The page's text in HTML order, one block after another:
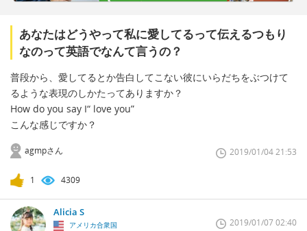
あなたはどうやって私に愛してるって伝えるつもり
なのって英語でなんて言うの？
普段から、愛してるとか告白してこない彼にいらだちをぶつけて
るような表現のしかたってありますか？
How do you say I“ love you”
こんな感じですか？
agmpさん 2019/01/04 21:53
1 4309
Alicia S
アメリカ合衆国 2019/01/07 02:40